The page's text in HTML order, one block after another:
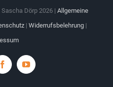
Dörp2026 | Allgemeine
| Widerrufsbelehrung|
FacebookYouTube